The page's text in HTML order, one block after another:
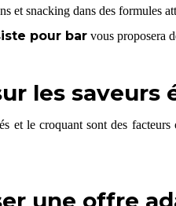
et snacking dans des formules
pour barvous proposera
les
et le croquant sont des
une offre